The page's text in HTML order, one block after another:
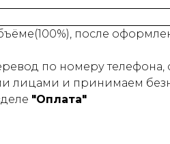
после
по номеру телефона,
лицами и принимаем
"Оплата"